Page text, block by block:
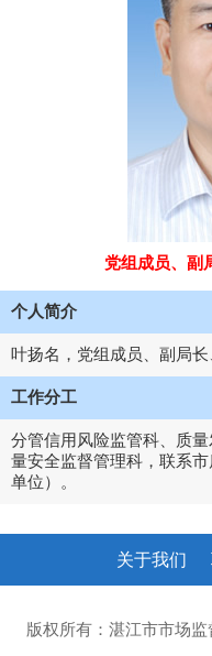
党组成员、副
个人简介
叶扬名，党组成员、副局长
工作分工
分管信用风险监管科、质
量安全监督管理科，联系
单位）。
关于我们
版权所有：湛江市市场监